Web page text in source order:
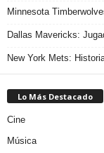
Minnesota
Dallas Mavericks:
New York Mets:
Lo Más Destacado
Cine
Música